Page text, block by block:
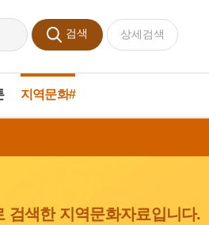
검색 상세검색
지역문화#
검색한 지역문화자료입니다.